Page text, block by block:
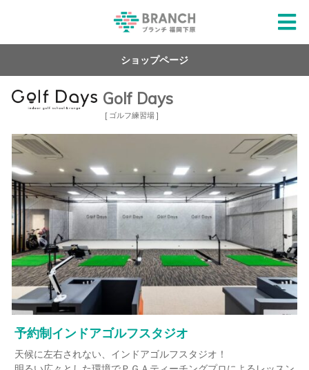
ショップページ
Golf Days
[ ゴルフ練習場 ]
予約制インドアゴルフスタジオ
天候に左右されない、インドアゴルフスタジオ！